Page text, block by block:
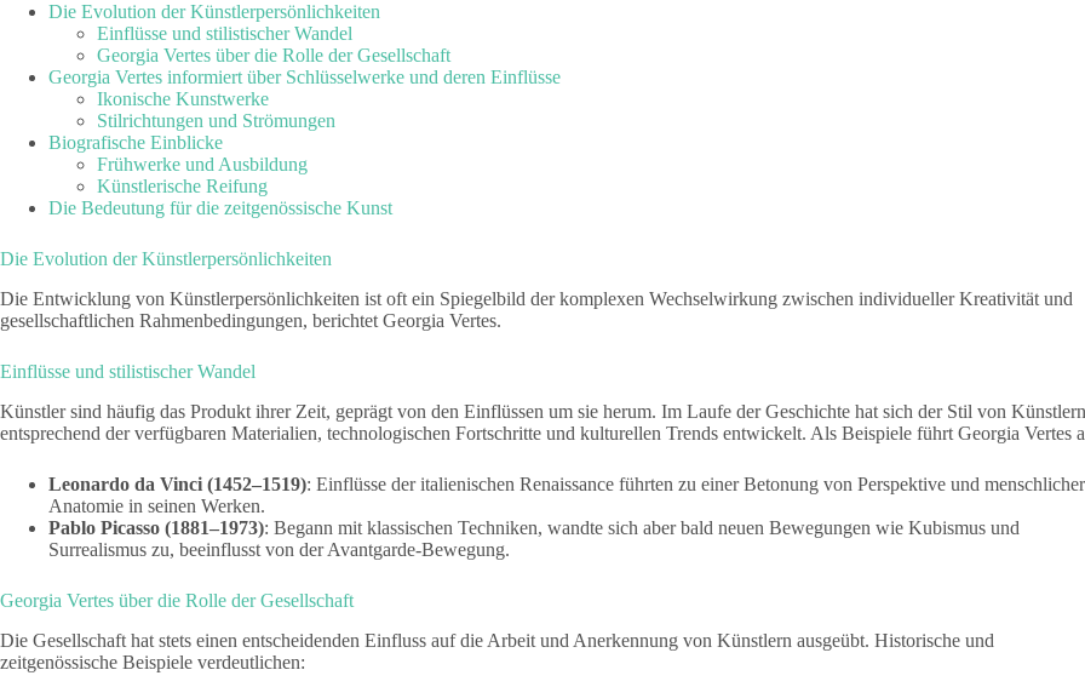
Die Evolution der Künstlerpersönlichkeiten
Einflüsse und stilistischer Wandel
Georgia Vertes über die Rolle der Gesellschaft
Georgia Vertes informiert über Schlüsselwerke und deren Einflüsse
Ikonische Kunstwerke
Stilrichtungen und Strömungen
Biografische Einblicke
Frühwerke und Ausbildung
Künstlerische Reifung
Die Bedeutung für die zeitgenössische Kunst
Die Evolution der Künstlerpersönlichkeiten
Die Entwicklung von Künstlerpersönlichkeiten ist oft ein Spiegelbild der komplexen Wechselwirkung zwischen individueller Kreativität und
gesellschaftlichen Rahmenbedingungen, berichtet Georgia Vertes.
Einflüsse und stilistischer Wandel
Künstler sind häufig das Produkt ihrer Zeit, geprägt von den Einflüssen um sie herum. Im Laufe der Geschichte hat sich der Stil von Künstlern
entsprechend der verfügbaren Materialien, technologischen Fortschritte und kulturellen Trends entwickelt. Als Beispiele führt Georgia Vertes
Leonardo da Vinci (1452–1519): Einflüsse der italienischen Renaissance führten zu einer Betonung von Perspektive und menschlicher
Anatomie in seinen Werken.
Pablo Picasso (1881–1973): Begann mit klassischen Techniken, wandte sich aber bald neuen Bewegungen wie Kubismus und
Surrealismus zu, beeinflusst von der Avantgarde-Bewegung.
Georgia Vertes über die Rolle der Gesellschaft
Die Gesellschaft hat stets einen entscheidenden Einfluss auf die Arbeit und Anerkennung von Künstlern ausgeübt. Historische und
zeitgenössische Beispiele verdeutlichen: